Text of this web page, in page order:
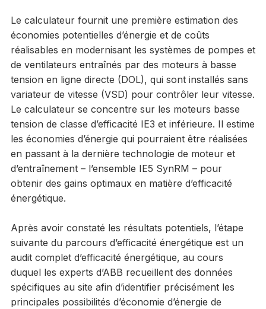
Le calculateur fournit une première estimation des
économies potentielles d’énergie et de coûts
réalisables en modernisant les systèmes de pompes et
de ventilateurs entraînés par des moteurs à basse
tension en ligne directe (DOL), qui sont installés sans
variateur de vitesse (VSD) pour contrôler leur vitesse.
Le calculateur se concentre sur les moteurs basse
tension de classe d’efficacité IE3 et inférieure. Il estime
les économies d’énergie qui pourraient être réalisées
en passant à la dernière technologie de moteur et
d’entraînement – l’ensemble IE5 SynRM – pour
obtenir des gains optimaux en matière d’efficacité
énergétique.
Après avoir constaté les résultats potentiels, l’étape
suivante du parcours d’efficacité énergétique est un
audit complet d’efficacité énergétique, au cours
duquel les experts d’ABB recueillent des données
spécifiques au site afin d’identifier précisément les
principales possibilités d’économie d’énergie de